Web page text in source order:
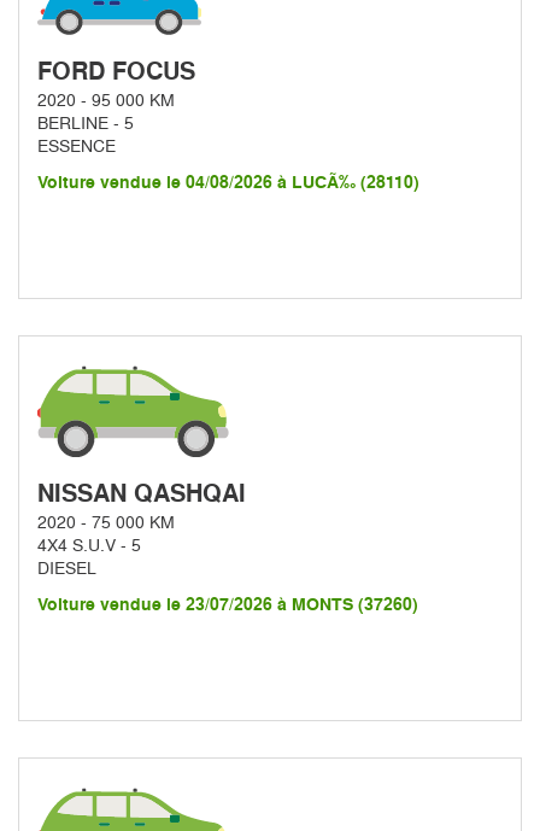
FORD FOCUS
2020 - 95 000 KM
BERLINE - 5
ESSENCE
Voiture vendue le 04/08/2026 à LUCÃ‰ (28110)
NISSAN QASHQAI
2020 - 75 000 KM
4X4 S.U.V - 5
DIESEL
Voiture vendue le 23/07/2026 à MONTS (37260)